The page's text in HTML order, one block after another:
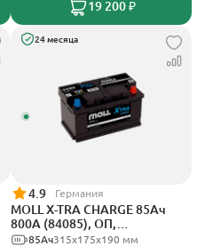
19 200 ₽
24 месяца
4.9 Германия
MOLL X-TRA CHARGE 85Ач
800А (84085), ОП,
стандартные клеммы
315x175x190 мм
85Ач